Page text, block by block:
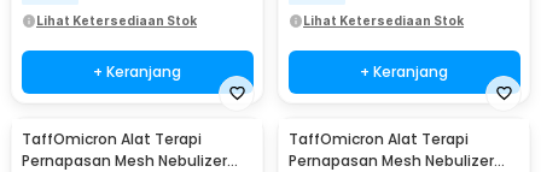
Lihat Ketersediaan Stok
+ Keranjang
Lihat Ketersediaan Stok
+ Keranjang
TaffOmicron Alat Terapi
Pernapasan Mesh Nebulizer
TaffOmicron Alat Terapi
Pernapasan Mesh Nebulizer